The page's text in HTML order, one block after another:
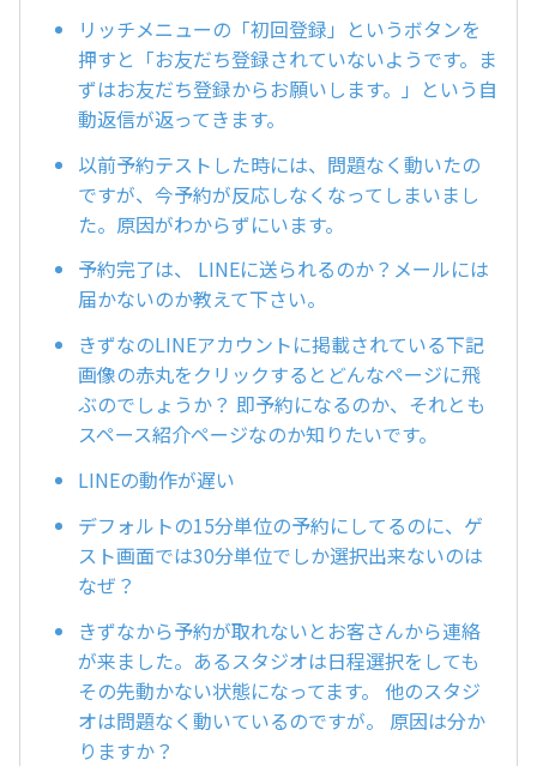
リッチメニューの「初回登録」というボタンを
押すと「お友だち登録されていないようです。ま
ずはお友だち登録からお願いします。」という自
動返信が返ってきます。
以前予約テストした時には、問題なく動いたの
ですが、今予約が反応しなくなってしまいまし
た。原因がわからずにいます。
予約完了は、 LINEに送られるのか？メールには
届かないのか教えて下さい。
きずなのLINEアカウントに掲載されている下記
画像の赤丸をクリックするとどんなページに飛
ぶのでしょうか？ 即予約になるのか、それとも
スペース紹介ページなのか知りたいです。
LINEの動作が遅い
デフォルトの15分単位の予約にしてるのに、ゲ
スト画面では30分単位でしか選択出来ないのは
なぜ？
きずなから予約が取れないとお客さんから連絡
が来ました。あるスタジオは日程選択をしても
その先動かない状態になってます。 他のスタジ
オは問題なく動いているのですが。 原因は分か
りますか？